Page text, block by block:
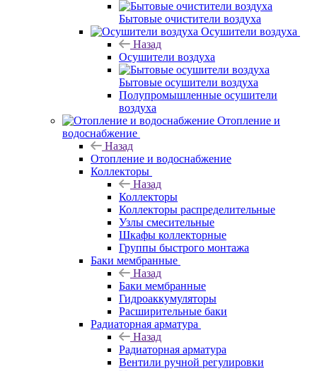
Бытовые очистители воздуха
Осушители воздуха
Назад
Осушители воздуха
Бытовые осушители воздуха
Полупромышленные осушители
воздуха
Отопление и
водоснабжение
Назад
Отопление и водоснабжение
Коллекторы
Назад
Коллекторы
Коллекторы распределительные
Узлы смесительные
Шкафы коллекторные
Группы быстрого монтажа
Баки мембранные
Назад
Баки мембранные
Гидроаккумуляторы
Расширительные баки
Радиаторная арматура
Назад
Радиаторная арматура
Вентили ручной регулировки